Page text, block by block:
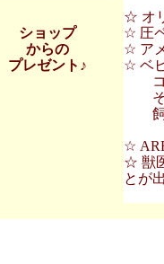
ショップ
からの
プレゼント♪
☆ オ
☆ 圧
☆ ア
☆ ベ
コ
そ
飼
☆
☆ 獣
とが